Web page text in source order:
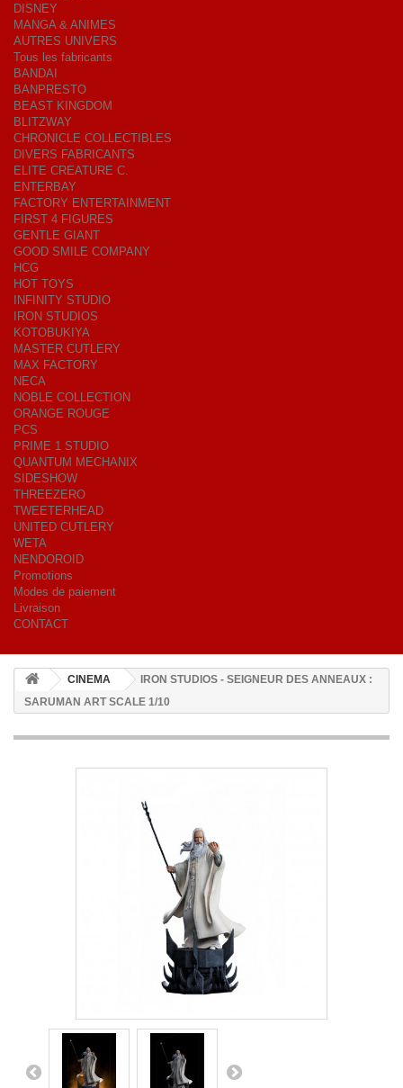
DISNEY
MANGA & ANIMES
AUTRES UNIVERS
Tous les fabricants
BANDAI
BANPRESTO
BEAST KINGDOM
BLITZWAY
CHRONICLE COLLECTIBLES
DIVERS FABRICANTS
ELITE CREATURE C.
ENTERBAY
FACTORY ENTERTAINMENT
FIRST 4 FIGURES
GENTLE GIANT
GOOD SMILE COMPANY
HCG
HOT TOYS
INFINITY STUDIO
IRON STUDIOS
KOTOBUKIYA
MASTER CUTLERY
MAX FACTORY
NECA
NOBLE COLLECTION
ORANGE ROUGE
PCS
PRIME 1 STUDIO
QUANTUM MECHANIX
SIDESHOW
THREEZERO
TWEETERHEAD
UNITED CUTLERY
WETA
NENDOROID
Promotions
Modes de paiement
Livraison
CONTACT
CINEMA
IRON STUDIOS - SEIGNEUR DES ANNEAUX :
SARUMAN ART SCALE 1/10